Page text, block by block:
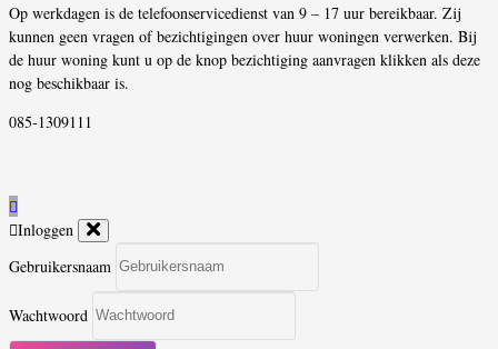
Op werkdagen is de telefoonservicedienst van 9 – 17 uur bereikbaar. Zij
kunnen geen vragen of bezichtigingen over huur woningen verwerken. Bij
de huur woning kunt u op de knop bezichtiging aanvragen klikken als deze
nog beschikbaar is.
085-1309111
Inloggen
Gebruikersnaam
Wachtwoord